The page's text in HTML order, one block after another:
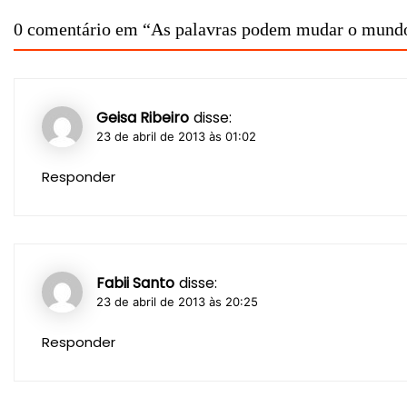
Post
0 comentário em “As palavras podem mudar o
Geisa Ribeiro disse:
23 de abril de 2013 às 01:02
Responder
Fabii Santo disse:
23 de abril de 2013 às 20:25
Responder